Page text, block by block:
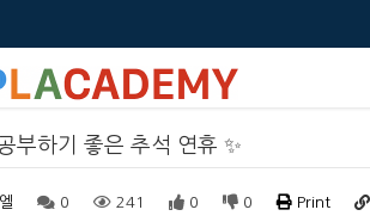
부하기 좋은 추석 연휴 ✨
0 241 0 0 Print